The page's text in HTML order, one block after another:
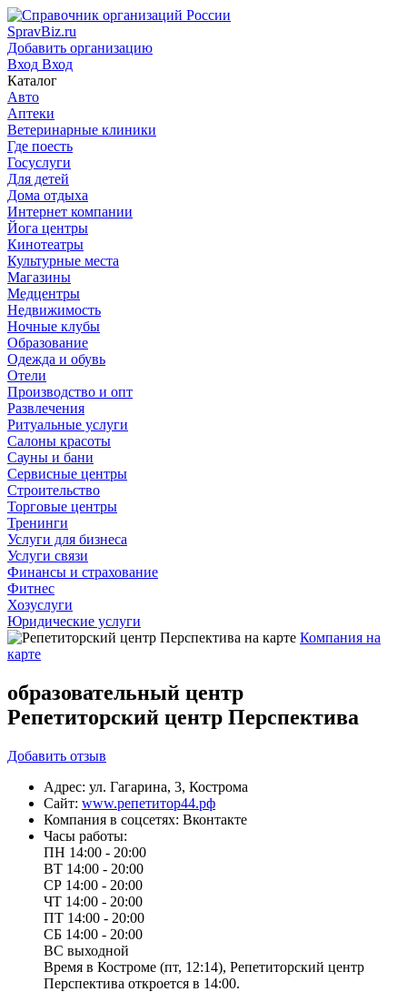
SpravBiz.ru
Добавить организацию
Вход Вход
Каталог
Авто
Аптеки
Ветеринарные клиники
Где поесть
Госуслуги
Для детей
Дома отдыха
Интернет компании
Йога центры
Кинотеатры
Культурные места
Магазины
Медцентры
Недвижимость
Ночные клубы
Образование
Одежда и обувь
Отели
Производство и опт
Развлечения
Ритуальные услуги
Салоны красоты
Сауны и бани
Сервисные центры
Строительство
Торговые центры
Тренинги
Услуги для бизнеса
Услуги связи
Финансы и страхование
Фитнес
Хозуслуги
Юридические услуги
Компания на
карте
образовательный центр
Репетиторский центр Перспектива
Добавить отзыв
Адрес: ул. Гагарина, 3, Кострома
Сайт: www.репетитор44.рф
Компания в соцсетях: Вконтакте
Часы работы:
ПН 14:00 - 20:00
ВТ 14:00 - 20:00
СР 14:00 - 20:00
ЧТ 14:00 - 20:00
ПТ 14:00 - 20:00
СБ 14:00 - 20:00
ВС выходной
Время в Костроме (пт, 12:14), Репетиторский центр
Перспектива откроется в 14:00.